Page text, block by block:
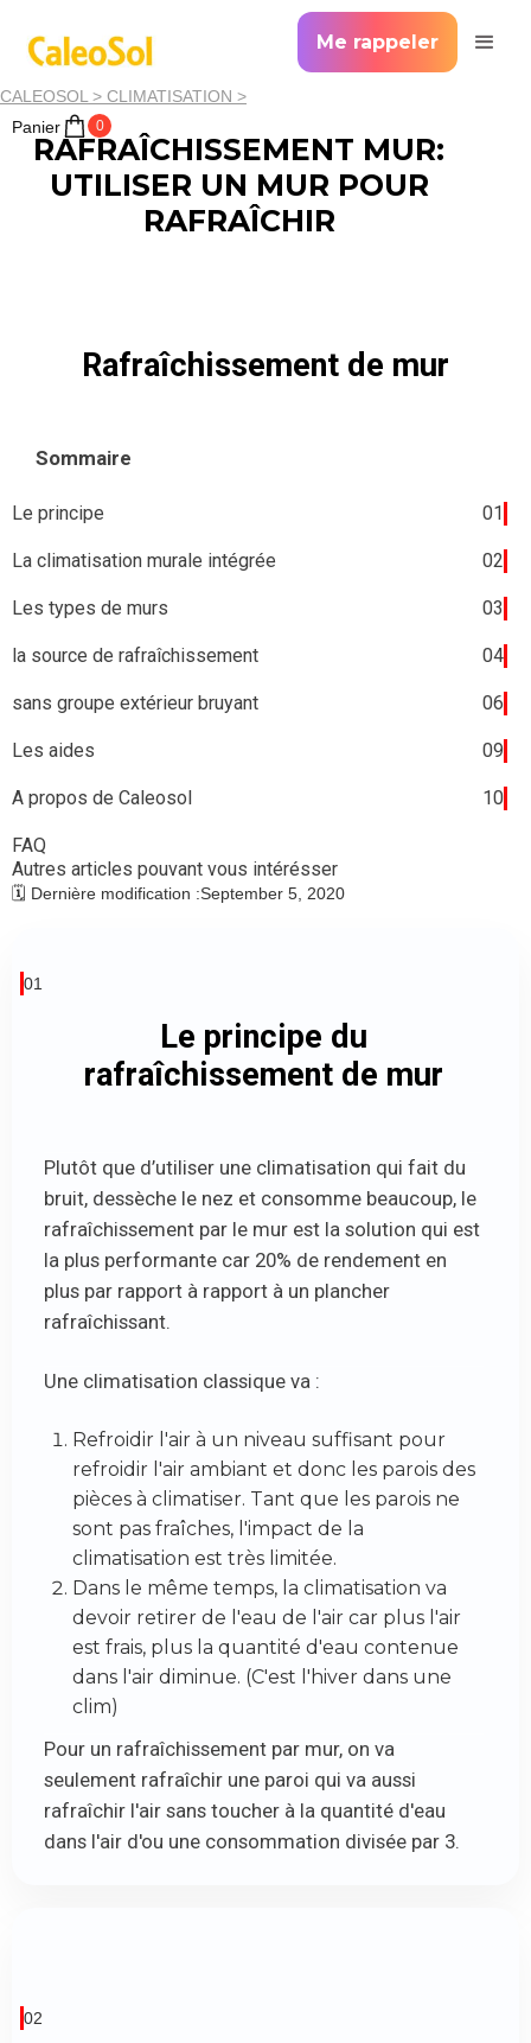
Me rappeler
Panier 0
CALEOSOL > CLIMATISATION >
RAFRAÎCHISSEMENT MUR:
UTILISER UN MUR POUR
RAFRAÎCHIR
Rafraîchissement de mur
Sommaire
Le principe 01
La climatisation murale intégrée 02
Les types de murs 03
la source de rafraîchissement 04
sans groupe extérieur bruyant 06
Les aides 09
A propos de Caleosol 10
FAQ
Autres articles pouvant vous intérésser
🗓️ Dernière modification :September 5, 2020
01
Le principe du
rafraîchissement de mur
Plutôt que d’utiliser une climatisation qui fait du
bruit, dessèche le nez et consomme beaucoup, le
rafraîchissement par le mur est la solution qui est
la plus performante car 20% de rendement en
plus par rapport à rapport à un plancher
rafraîchissant.
Une climatisation classique va :
Refroidir l'air à un niveau suffisant pour
refroidir l'air ambiant et donc les parois des
pièces à climatiser. Tant que les parois ne
sont pas fraîches, l'impact de la
climatisation est très limitée.
Dans le même temps, la climatisation va
devoir retirer de l'eau de l'air car plus l'air
est frais, plus la quantité d'eau contenue
dans l'air diminue. (C'est l'hiver dans une
clim)
Pour un rafraîchissement par mur, on va
seulement rafraîchir une paroi qui va aussi
rafraîchir l'air sans toucher à la quantité d'eau
dans l'air d'ou une consommation divisée par 3.
02